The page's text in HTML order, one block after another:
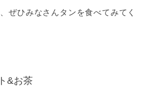
ぜひみなさんタンを食べてみてく
&お茶